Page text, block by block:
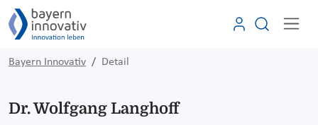
Bayern Innovativ Detail
Dr. Wolfgang Langhoff